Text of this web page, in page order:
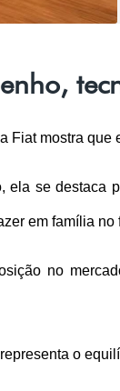
Fiat mostra
se
em família no
no
o